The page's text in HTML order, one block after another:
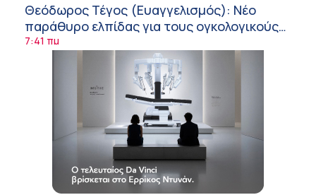
Θεόδωρος Τέγος (Ευαγγελισμός): Νέο
παράθυρο ελπίδας για τους ογκολογικούς
ασθενείς μέσω κλινικών δοκιμών
7:41 πμ
Ασφάλεια στο νερό: 8 χρήσιμες οδηγίες
από τον Ελληνικό Ερυθρό Σταυρό
Μαρίνα Ραυτοπούλου (ΙΑΤΡΙΚΟ ΚΕΝΤΡΟ):
Εκπαίδευση στον διαβήτη – Ένας πυλώνας
της σύγχρονης φροντίδας
Αθανάσιος Μανώλης (Metropolitan